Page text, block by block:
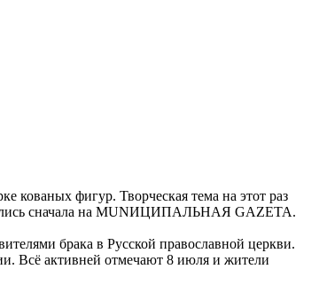
кованых фигур. Творческая тема на этот раз
сначала на MUNИЦИПАЛЬНАЯ GAZЕТА.
брака в Русской православной церкви.
Всё активней отмечают 8 июля и жители